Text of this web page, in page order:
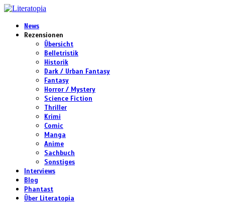
News
Rezensionen
Übersicht
Belletristik
Historik
Dark / Urban Fantasy
Fantasy
Horror / Mystery
Science Fiction
Thriller
Krimi
Comic
Manga
Anime
Sachbuch
Sonstiges
Interviews
Blog
Phantast
Über Literatopia